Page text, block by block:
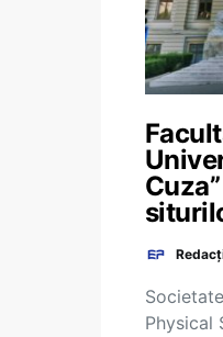
Physical